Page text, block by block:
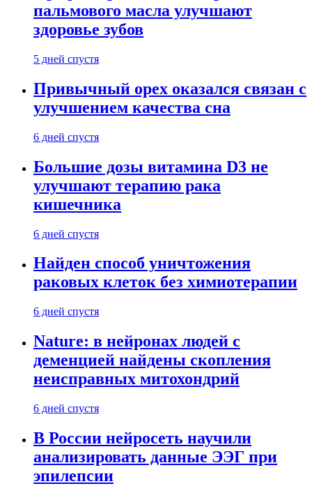
пальмового масла улучшают
здоровье зубов
5 дней спустя
Привычный орех оказался связан с
улучшением качества сна
6 дней спустя
Большие дозы витамина D3 не
улучшают терапию рака
кишечника
6 дней спустя
Найден способ уничтожения
раковых клеток без химиотерапии
6 дней спустя
Nature: в нейронах людей с
деменцией найдены скопления
неисправных митохондрий
6 дней спустя
В России нейросеть научили
анализировать данные ЭЭГ при
эпилепсии